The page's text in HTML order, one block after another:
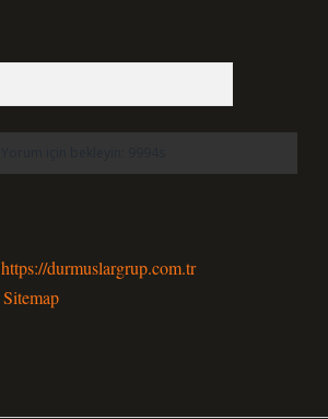
https://durmuslargrup.com.tr
Sitemap